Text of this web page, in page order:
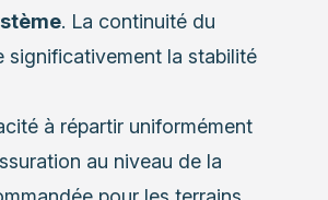
. La continuité du
significativement la stabilité
à répartir uniformément
au niveau de la